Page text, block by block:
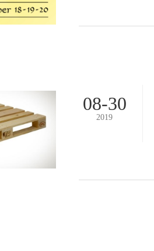
08-30
2019